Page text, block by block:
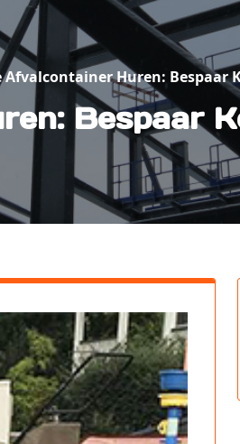
Afvalcontainer Huren: Bespaar
Bespaar